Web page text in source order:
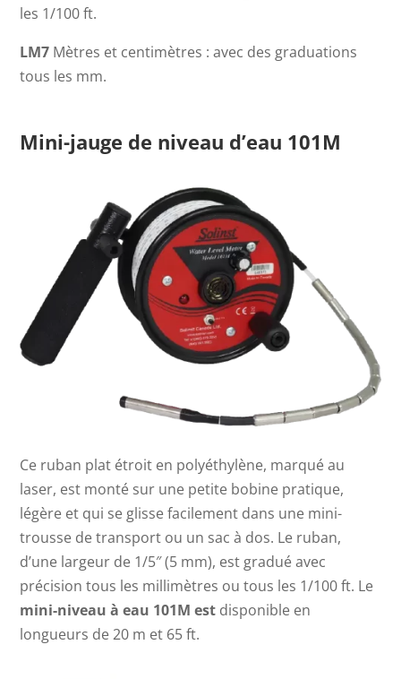
les 1/100 ft.
LM7 Mètres et centimètres : avec des graduations
tous les mm.
Mini-jauge de niveau d’eau 101M
Ce ruban plat étroit en polyéthylène, marqué au
laser, est monté sur une petite bobine pratique,
légère et qui se glisse facilement dans une mini-
trousse de transport ou un sac à dos. Le ruban,
d’une largeur de 1/5″ (5 mm), est gradué avec
précision tous les millimètres ou tous les 1/100 ft. Le
mini-niveau à eau 101M est disponible en
longueurs de 20 m et 65 ft.